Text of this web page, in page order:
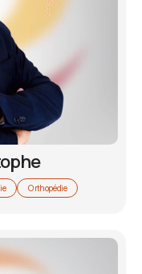
Orthopédie